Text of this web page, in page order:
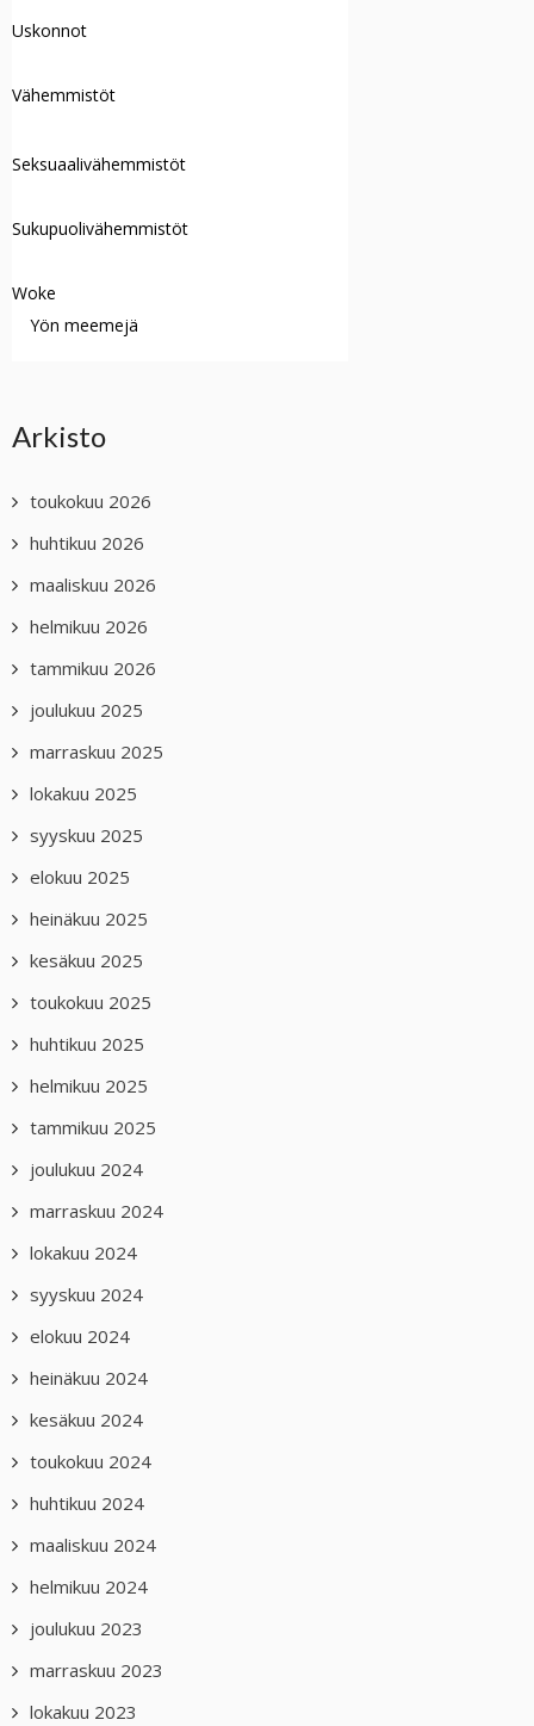
Uskonnot
Vähemmistöt
Seksuaalivähemmistöt
Sukupuolivähemmistöt
Woke
Yön meemejä
Arkisto
toukokuu 2026
huhtikuu 2026
maaliskuu 2026
helmikuu 2026
tammikuu 2026
joulukuu 2025
marraskuu 2025
lokakuu 2025
syyskuu 2025
elokuu 2025
heinäkuu 2025
kesäkuu 2025
toukokuu 2025
huhtikuu 2025
helmikuu 2025
tammikuu 2025
joulukuu 2024
marraskuu 2024
lokakuu 2024
syyskuu 2024
elokuu 2024
heinäkuu 2024
kesäkuu 2024
toukokuu 2024
huhtikuu 2024
maaliskuu 2024
helmikuu 2024
joulukuu 2023
marraskuu 2023
lokakuu 2023